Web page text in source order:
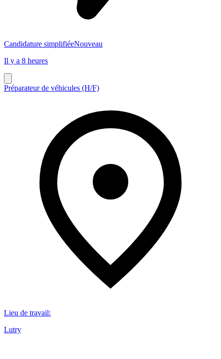
Candidature simplifiéeNouveau
Il y a 8 heures
Préparateur de véhicules (H/F)
Lieu de travail:
Lutry